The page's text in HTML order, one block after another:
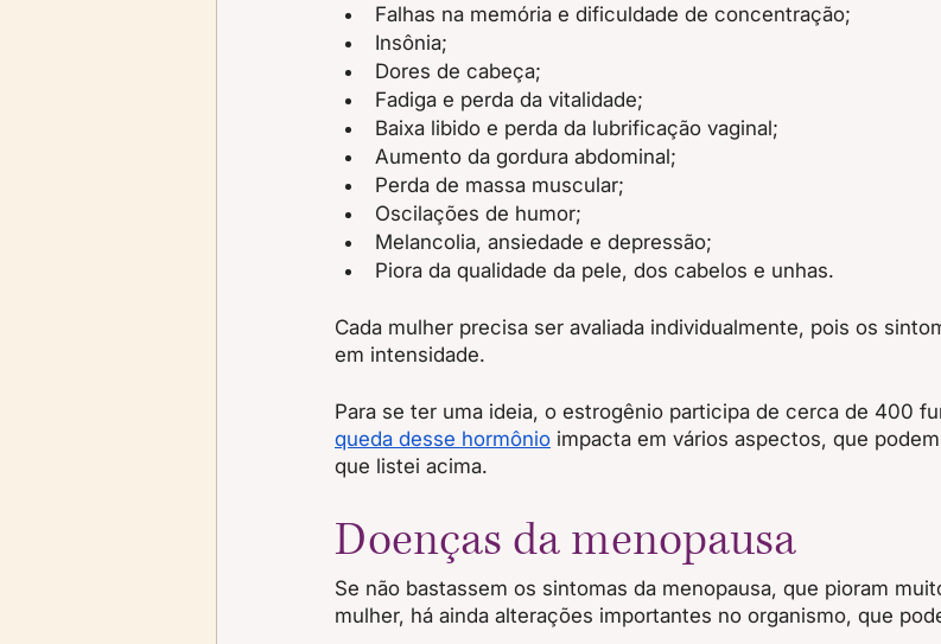
Falhas na memória e dificuldade de concentração;
Insônia;
Dores de cabeça;
Fadiga e perda da vitalidade;
Baixa libido e perda da lubrificação vaginal;
Aumento da gordura abdominal;
Perda de massa muscular;
Oscilações de humor;
Melancolia, ansiedade e depressão;
Piora da qualidade da pele, dos cabelos e unhas.
Cada mulher precisa ser avaliada individualmente, pois os
em intensidade.
Para se ter uma ideia, o estrogênio participa de cerca de 400
queda desse hormônio impacta em vários aspectos, que
que listei acima.
Doenças da menopausa
Se não bastassem os sintomas da menopausa, que pioram
mulher, há ainda alterações importantes no organismo, que